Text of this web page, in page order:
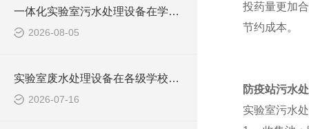
一体化实验室污水处理设备在学校化学实验室的应用
2026-08-05
实验室废水处理设备在各级学校的应用
2026-07-16
投药量更加
节约成本。
防疫站污水
实验室污水